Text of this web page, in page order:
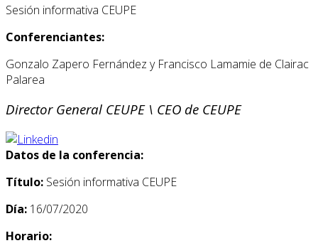
Sesión informativa CEUPE
Conferenciantes:
Gonzalo Zapero Fernández y Francisco Lamamie de Clairac
Palarea
Director General CEUPE \ CEO de CEUPE
Datos de la conferencia:
Título: Sesión informativa CEUPE
Día: 16/07/2020
Horario: